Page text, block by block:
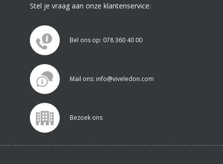
Stel je vraag aan onze klantenservice:
Bel ons op: 078 360 40 00
Mail ons: info@viveledon.com
Bezoek ons